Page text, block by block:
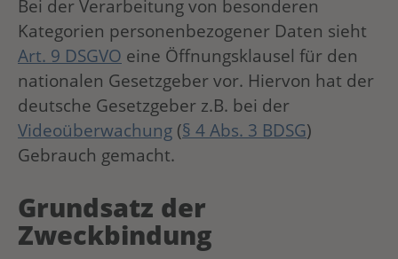
Bei der Verarbeitung von besonderen
Kategorien personenbezogener Daten sieht
Art. 9 DSGVO eine Öffnungsklausel für den
nationalen Gesetzgeber vor. Hiervon hat der
deutsche Gesetzgeber z.B. bei der
Videoüberwachung (§ 4 Abs. 3 BDSG)
Gebrauch gemacht.
Grundsatz der
Zweckbindung